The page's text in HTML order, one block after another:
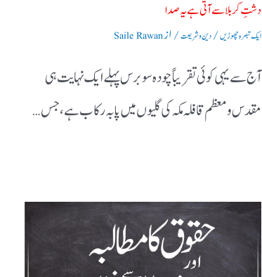
دشتِ کربلا سے آتی ہے یہ صدا
ایک تبصرہ چھوڑیں/دین و شریعت/ ازSaile Rawan
آج سے یہی کوئی تقریباً چودہ سو برس پہلے ایک نہایت ہی
مقدس و معظم قافلہ مکہ کی گلیوں میں پا بہ رکاب ہے، جس…